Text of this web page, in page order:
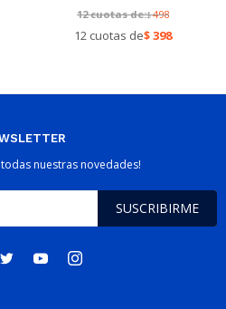
12 cuotas de:$498
12 cuotas de$398
nuestras novedades!
SUSCRIBIRME
  